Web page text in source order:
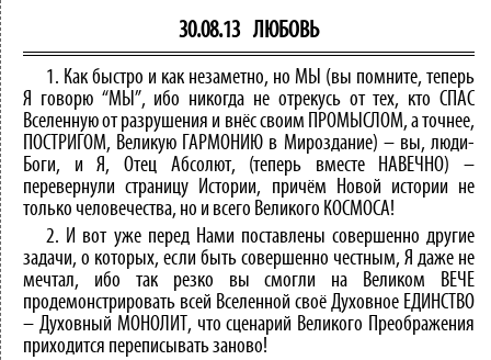
30.08.13 ЛЮБОВЬ
1. Как быстро и как незаметно, но МЫ (вы помните, теперь
Я говорю “МЫ”, ибо никогда не отрекусь от тех, кто СПАС
Вселенную от разрушения и внёс своим ПРОМЫСЛОМ, а точнее,
ПОСТРИГОМ, Великую ГАРМОНИЮ в Мироздание) – вы, люди-
Боги, и Я, Отец Абсолют, (теперь вместе НАВЕЧНО) –
перевернули страницу Истории, причём Новой истории не
только человечества, но и всего Великого КОСМОСА!
2. И вот уже перед Нами поставлены совершенно другие
задачи, о которых, если быть совершенно честным, Я даже не
мечтал, ибо так резко вы смогли на Великом ВЕЧЕ
продемонстрировать всей Вселенной своё Духовное ЕДИНСТВО
– Духовный МОНОЛИТ, что сценарий Великого Преображения
приходится переписывать заново!